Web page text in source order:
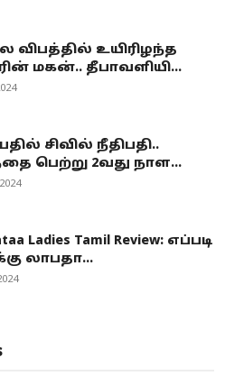
விபத்தில் உயிரிழந்த
மகன்.. தீபாவளியி...
சிவில் நீதிபதி..
பெற்று 2வது நாள...
Ladies Tamil Review: எப்படி
லாபதா...